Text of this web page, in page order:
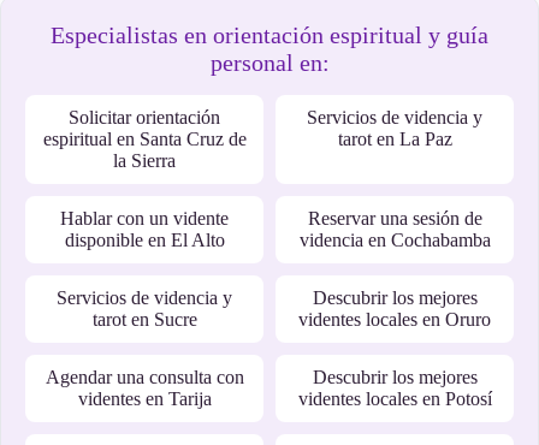
Especialistas en orientación espiritual y guía
personal en:
Solicitar orientación
espiritual en Santa Cruz de
la Sierra
Servicios de videncia y
tarot en La Paz
Hablar con un vidente
disponible en El Alto
Reservar una sesión de
videncia en Cochabamba
Servicios de videncia y
tarot en Sucre
Descubrir los mejores
videntes locales en Oruro
Agendar una consulta con
videntes en Tarija
Descubrir los mejores
videntes locales en Potosí